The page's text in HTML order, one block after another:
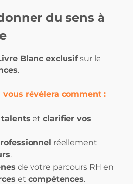
du sens à
Blanc exclusifsur le
.
vous révélera comment :
talents et clarifier vos
réellement
.
de votre parcours RH en
et compétences.